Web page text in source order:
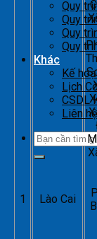
Quy
Quy
Quy
Quy
Khác
Kế
Lịch
CSDL
Liên hệ
1 Lào Cai